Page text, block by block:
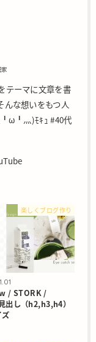
テーマに文章を書
んな想いをもつ人
╹ω╹灬)ﾓｷｭ #40代
楽しくブログ作り
/ STORK /
出し（h2,h3,h4）